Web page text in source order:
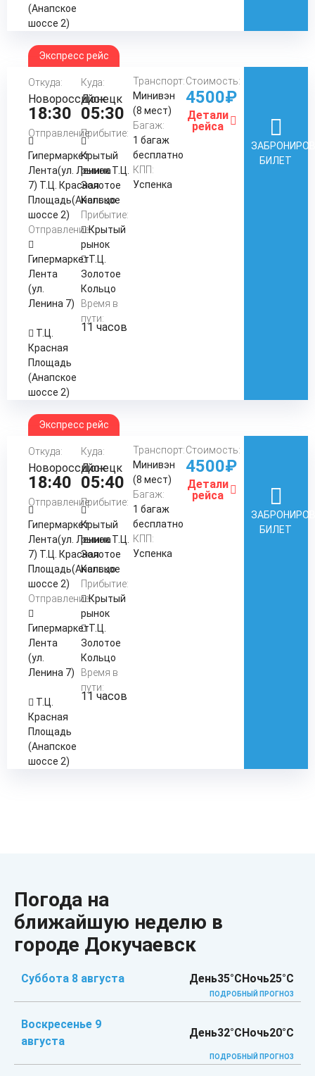
(Анапское
шоссе 2)
Экспресс рейс
Откуда:
Новороссийск
18:30
Отправление:
Гипермаркет
Лента(ул. Ленина
7) Т.Ц. Красная
Площадь(Анапское
шоссе 2)
Отправление:
Гипермаркет
Лента
(ул.
Ленина 7)
Т.Ц.
Красная
Площадь
(Анапское
шоссе 2)
Куда:
Донецк
05:30
Прибытие:
Крытый
рынок Т.Ц.
Золотое
Кольцо
Прибытие:
Крытый
рынок
Т.Ц.
Золотое
Кольцо
Время в
пути:
11 часов
Транспорт:
Минивэн
(8 мест)
Багаж:
1 багаж
бесплатно
КПП:
Успенка
Стоимость:
4500₽
Детали
рейса
БИЛЕТ
Экспресс рейс
Откуда:
Новороссийск
18:40
Отправление:
Гипермаркет
Лента(ул. Ленина
7) Т.Ц. Красная
Площадь(Анапское
шоссе 2)
Отправление:
Гипермаркет
Лента
(ул.
Ленина 7)
Т.Ц.
Красная
Площадь
(Анапское
шоссе 2)
Куда:
Донецк
05:40
Прибытие:
Крытый
рынок Т.Ц.
Золотое
Кольцо
Прибытие:
Крытый
рынок
Т.Ц.
Золотое
Кольцо
Время в
пути:
11 часов
Транспорт:
Минивэн
(8 мест)
Багаж:
1 багаж
бесплатно
КПП:
Успенка
Стоимость:
4500₽
Детали
рейса
БИЛЕТ
Погода на
ближайшую неделю в
городе Докучаевск
Суббота 8 августа День35°CНочь25°C
ПОДРОБНЫЙ ПРОГНОЗ
Воскресенье 9
августа
День32°CНочь20°C
ПОДРОБНЫЙ ПРОГНОЗ